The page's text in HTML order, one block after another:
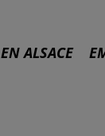
ALSACE